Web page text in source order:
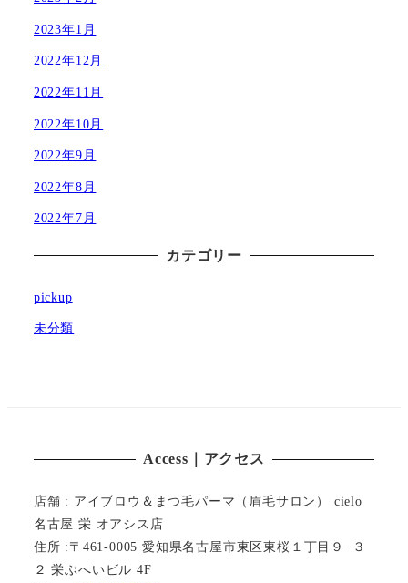
2023年1月
2022年12月
2022年11月
2022年10月
2022年9月
2022年8月
2022年7月
カテゴリー
pickup
未分類
Access｜アクセス
店舗 : アイブロウ＆まつ毛パーマ（眉毛サロン） cielo
名古屋 栄 オアシス店
住所 :〒461-0005 愛知県名古屋市東区東桜１丁目９−３
２ 栄ぶへいビル 4F